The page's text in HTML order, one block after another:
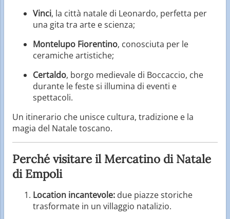
Vinci, la città natale di Leonardo, perfetta per
una gita tra arte e scienza;
Montelupo Fiorentino, conosciuta per le
ceramiche artistiche;
Certaldo, borgo medievale di Boccaccio, che
durante le feste si illumina di eventi e
spettacoli.
Un itinerario che unisce cultura, tradizione e la
magia del Natale toscano.
Perché visitare il Mercatino di Natale
di Empoli
Location incantevole: due piazze storiche
trasformate in un villaggio natalizio.